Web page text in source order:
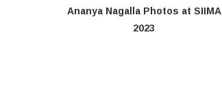
Ananya Nagalla Photos at SIIMA
2023